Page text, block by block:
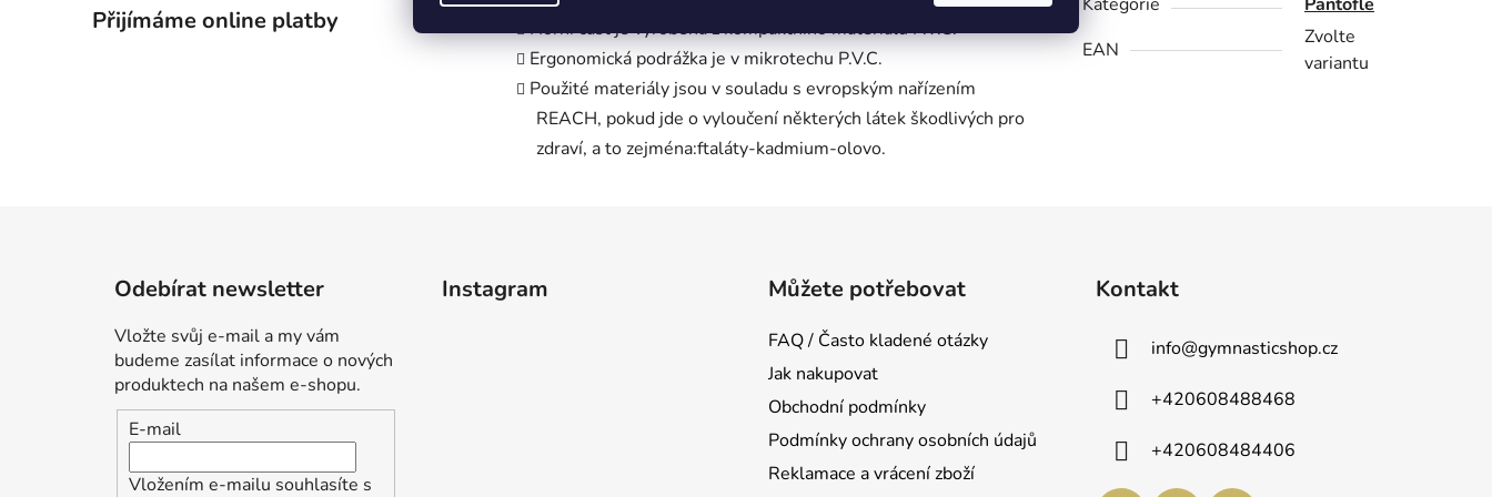
Přijímáme online platby
Horní část je vyrobena z kompaktního materiálu P.V.C.
Ergonomická podrážka je v mikrotechu P.V.C.
Použité materiály jsou v souladu s evropským nařízením
REACH, pokud jde o vyloučení některých látek škodlivých pro
zdraví, a to zejména:ftaláty-kadmium-olovo.
EAN
Zvolte
variantu
Odebírat newsletter
Vložte svůj e-mail a my vám
budeme zasílat informace o nových
produktech na našem e-shopu.
E-mail
Vložením e-mailu souhlasíte s
Instagram Můžete potřebovat
FAQ / Často kladené otázky
Jak nakupovat
Obchodní podmínky
Podmínky ochrany osobních údajů
Reklamace a vrácení zboží
Kontakt
info@gymnasticshop.cz
+420608488468
+420608484406